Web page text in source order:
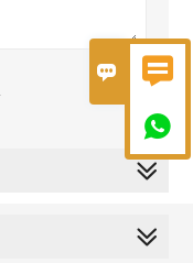
 
